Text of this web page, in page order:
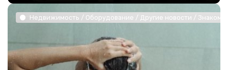
Недвижимость / Оборудование / Другие новости /